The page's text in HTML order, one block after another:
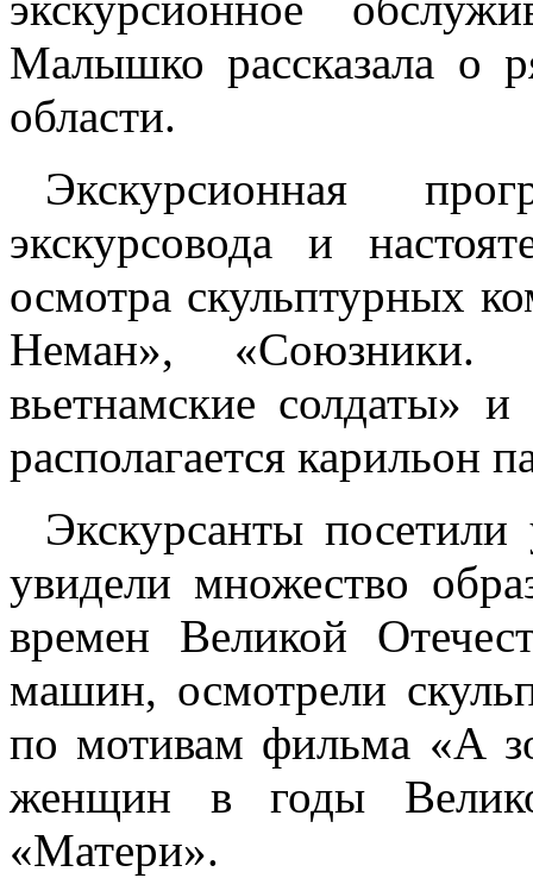
Малышко рассказала о
области.
Экскурсионная
экскурсовода и
осмотра скульптурных
Неман», «Союзники.
вьетнамские солдаты»
располагается карильон
Экскурсанты
увидели множество
времен Великой
машин, осмотрели
по мотивам фильма «А
женщин в годы
«Матери».